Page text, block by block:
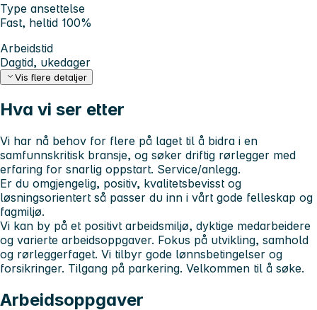
Type ansettelse
Fast, heltid 100%
Arbeidstid
Dagtid, ukedager
Vis flere detaljer
Hva vi ser etter
Vi har nå behov for flere på laget til å bidra i en
samfunnskritisk bransje, og søker driftig rørlegger med
erfaring for snarlig oppstart. Service/anlegg.
Er du omgjengelig, positiv, kvalitetsbevisst og
løsningsorientert så passer du inn i vårt gode felleskap og
fagmiljø.
Vi kan by på et positivt arbeidsmiljø, dyktige medarbeidere
og varierte arbeidsoppgaver. Fokus på utvikling, samhold
og rørleggerfaget. Vi tilbyr gode lønnsbetingelser og
forsikringer. Tilgang på parkering. Velkommen til å søke.
Arbeidsoppgaver